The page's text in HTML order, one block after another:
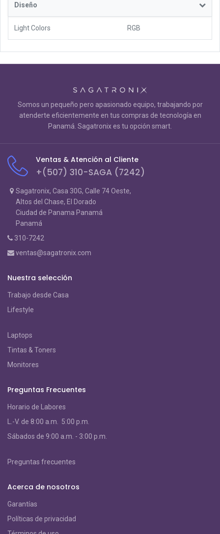
Diseño
Light Colors RGB
Somos un pequeño pero apasionado equipo, trabajando por
atenderte eficientemente en tus compras de tecnología en
Panamá. Sagatronix es tu opción smart.
Ventas & Atención al Cliente
+(507) 310-SAGA (7242)
Sagatronix, Casa 30G, Calle 74 Oeste,
Altos del Chase, El Dorado
Ciudad de Panama Panamá
Panamá
310-7242
ventas@sagatronix.com
Nuestra selección
Trabajo desde Casa
Lifestyle
Laptops
Tintas & Toners
Monitores
Preguntas Frecuentes
Horario de Labores
L.-V. de 8:00 a.m. 5:00 p.m.
Sábados de 9:00 a.m. - 3:00 p.m.
Preguntas frecuentes
Acerca de nosotros
Garantías
Políticas de privacidad